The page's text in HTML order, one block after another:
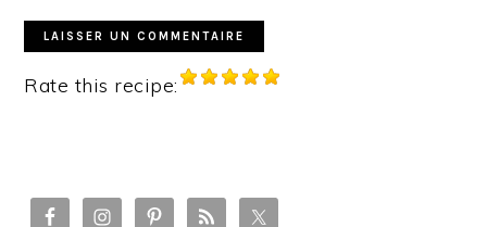
Rate this recipe:
SIDEBAR